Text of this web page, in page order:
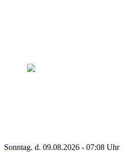
Sonntag. d. 09.08.2026 - 07:08 Uhr